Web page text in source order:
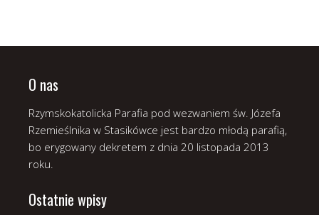
O nas
Rzymskokatolicka Parafia pod wezwaniem św. Józefa
Rzemieślnika w Stasikówce jest bardzo młodą parafią,
bo erygowany dekretem z dnia 20 listopada 2013
roku.
Ostatnie wpisy